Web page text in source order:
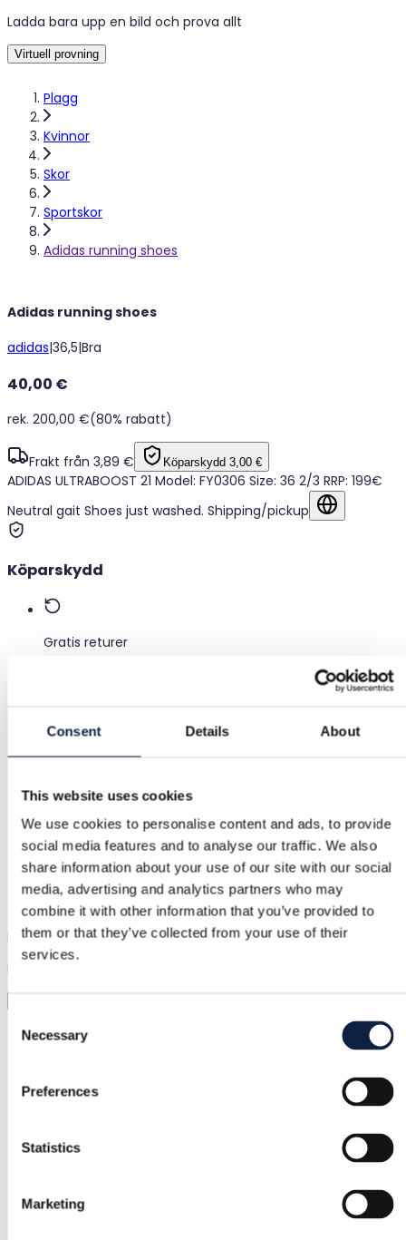
Consent Details About
This website uses cookies
We use cookies to personalise content and ads, to provide
social media features and to analyse our traffic. We also
share information about your use of our site with our social
media, advertising and analytics partners who may
combine it with other information that you’ve provided to
them or that they’ve collected from your use of their
services.
Selection
Necessary
Preferences
Statistics
Marketing
Plagg
Kvinnor
Skor
Sportskor
Adidas running shoes
Ladda bara upp en bild och prova allt
Virtuell provning
Adidas running shoes
adidas|36,5|Bra
ADIDAS ULTRABOOST 21 Model: FY0306 Size: 36 2/3 RRP: 199€
Neutral gait Shoes just washed. Shipping/pickup
40,00 €
rek. 200,00 €(80% rabatt)
Frakt från 3,89 € Köparskydd 3,00 €
Köparskydd
Gratis returer
Återbetalning om varan är felaktig eller inte som
Säker betalning
Pengarna hålls tills du bekräftar att varan är ok.
Support
Snabb hjälp när du behöver det
Prova innan du köper
Ladda bara upp en bild och prova allt
Kategori
Märke
Storlek